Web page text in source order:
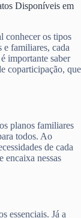
Disponíveis em
conhecer os tipos
familiares, cada
importante saber
coparticipação, que
planos familiares
todos. Ao
de cada
encaixa nessas
essenciais. Já a